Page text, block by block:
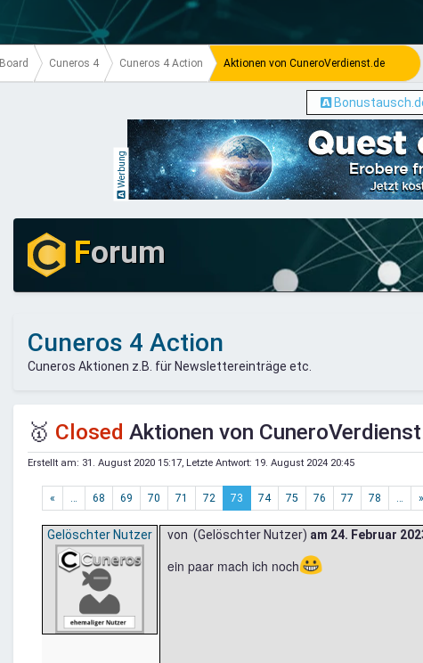
Board Cuneros 4 Cuneros 4 Action Aktionen von CuneroVerdienst.de
Werbung
Forum
Cuneros 4 Action
Cuneros Aktionen z.B. für Newslettereinträge etc.
🥇 Closed Aktionen von
Erstellt am: 31. August 2020 15:17, Letzte Antwort: 19. August 2024 20:45
« … 68 69 70 71 72 73 74 75 76 77 78 … »
Gelöschter Nutzer von (Gelöschter Nutzer) am 24. Februar
ein paar mach ich noch😀